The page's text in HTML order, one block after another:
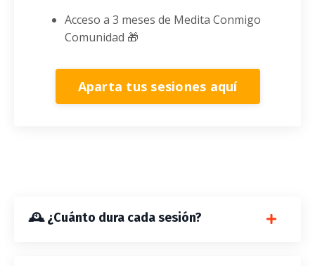
Acceso a 3 meses de Medita Conmigo
Comunidad 🎁
Aparta tus sesiones aquí
🕰️ ¿Cuánto dura cada sesión?